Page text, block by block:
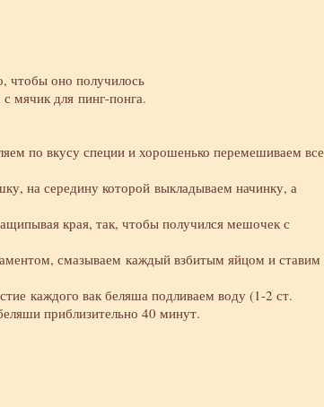
чтобы оно получилось
мячик для пинг-понга.
по вкусу специи и хорошенько перемешиваем все
на середину которой выкладываем начинку, а
края, так, чтобы получился мешочек с
смазываем каждый взбитым яйцом и ставим
каждого вак беляша подливаем воду (1-2 ст.
приблизительно 40 минут.